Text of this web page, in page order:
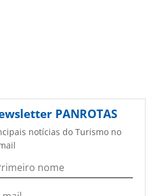
PANROTAS
notícias do Turismo no